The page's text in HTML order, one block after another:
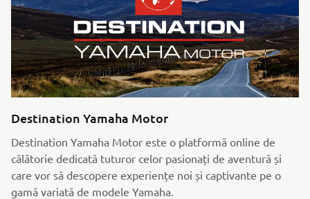
Destination Yamaha Motor
Destination Yamaha Motor este o platformă online de
călătorie dedicată tuturor celor pasionați de aventură și
care vor să descopere experiențe noi și captivante pe o
gamă variată de modele Yamaha.